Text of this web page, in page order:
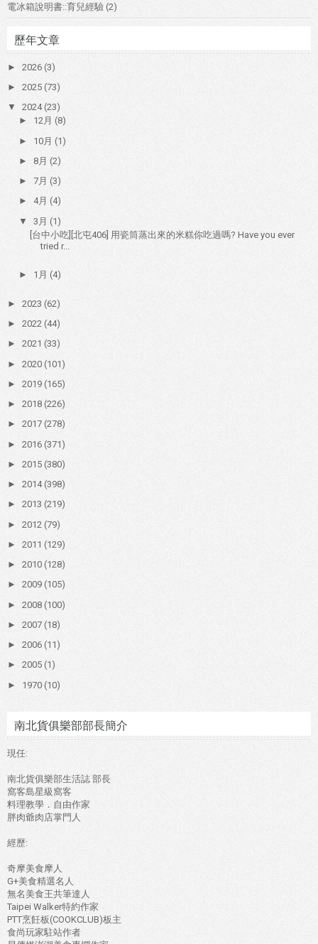
電冰箱說明書::育兒經驗 (2)
歷年文章
► 2026 (3)
► 2025 (73)
▼ 2024(23)
► 12月 (8)
► 10月 (1)
► 8月 (2)
► 7月 (3)
► 4月 (4)
▼ 3月 (1)
[台中小吃][北屯406] 用瓷筒蒸出來的米糕你吃過嗎? Have you ever
tried r...
► 1月 (4)
► 2023 (62)
► 2022 (44)
► 2021 (33)
► 2020 (101)
► 2019 (165)
► 2018 (226)
► 2017 (278)
► 2016 (371)
► 2015 (380)
► 2014 (398)
► 2013 (219)
► 2012 (79)
► 2011 (129)
► 2010 (128)
► 2009 (105)
► 2008 (100)
► 2007 (18)
► 2006 (11)
► 2005 (1)
► 1970 (10)
南北貨俱樂部部長簡介
現任:
南北貨俱樂部生活誌 部長
窩客島星級窩客
料理教學．自由作家
胖肉爺肉店掌門人
經歷:
奇摩美食摩人
G+美食精選名人
無名美食王共筆達人
Taipei Walker特約作家
PTT烹飪板(COOKCLUB)板主
食尚玩家駐站作者